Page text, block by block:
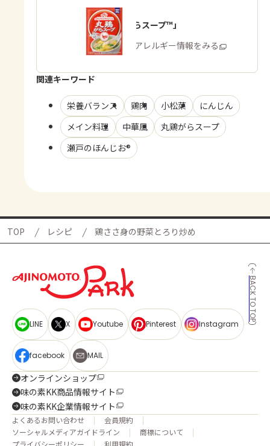
「丸鶏がらスープ™」
商品・アレルギー情報をみる
関連キーワード
栄養バランス 鶏肉 小松菜
にんじん
メイン料理
中華風
丸鶏がらスープ
瀬戸のほんじお®
TOP レシピ 鶏ささ身の野菜とろり炒め
BACK TO TOP
LINE X Youtube Pinterest Instagram
facebook MAIL
オンラインショップ
味の素KK商品情報サイト
味の素KK企業情報サイト
よくあるお問い合わせ
会員規約
ソーシャルメディアガイドライン
商標について